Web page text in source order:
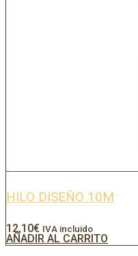
HILO DISEÑO 10M
12,10€ IVA incluido
AÑADIR AL CARRITO